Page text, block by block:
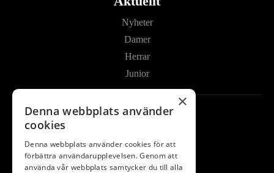
Nyheter
Damer
Herrar
Junior
Kontakta oss
Golfbanevägen 10
231 75 Beddingestrand
×
Denna webbplats använder
cookies
Denna webbplats använder cookies för att
förbättra användarupplevelsen. Genom att
använda vår webbplats samtycker du till alla